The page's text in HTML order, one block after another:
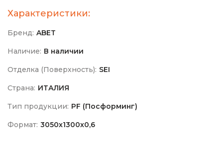
Характеристики:
Бренд: ABET
Наличие: В наличии
Отделка (Поверхность): SEI
Страна: ИТАЛИЯ
Тип продукции: PF (Посформинг)
Формат: 3050х1300х0,6